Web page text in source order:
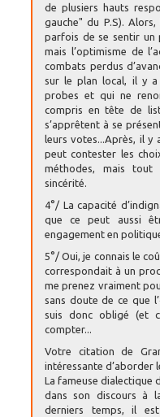
de plusiers hauts
gauche" du P.S). Alors,
parfois de se sentir un
mais l’optimisme de
combats perdus
sur le plan local, il y
probes et qui ne
compris en tête de
s’apprêtent à se
leurs votes...Après, il y
peut contester les
méthodes, mais
sincérité.
4°/ La capacité
que ce peut aussi
engagement en
5°/ Oui, je connais le
correspondait à un
me prenez vraiment
sans doute de ce que
suis donc obligé (et
compter...
Votre citation de
intéressante d’aborder
La fameuse dialectique
dans son discours à
derniers temps, il